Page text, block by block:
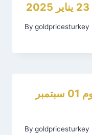
By goldpricesturkey
سعر الذهب في تركيا اليوم 01 سبتمبر
By goldpricesturkey